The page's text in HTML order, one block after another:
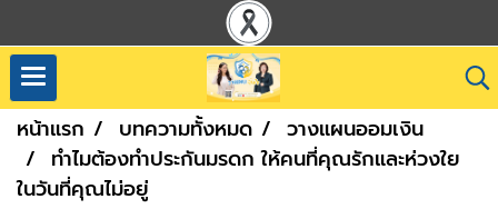
หน้าแรก บทความทั้งหมด
วางแผนออมเงิน
ทำไมต้องทำประกันมรดก ให้คนที่คุณรักและห่วงใย
ในวันที่คุณไม่อยู่